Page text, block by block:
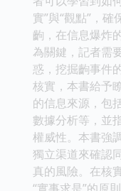
實”與“觀點”，
齣，在信息爆炸
為關鍵，記者需
惑，挖掘齣事件
核實，本書給予
的信息來源，包
數據分析等，並
權威性。本書強
獨立渠道來確認
真的風險。在核